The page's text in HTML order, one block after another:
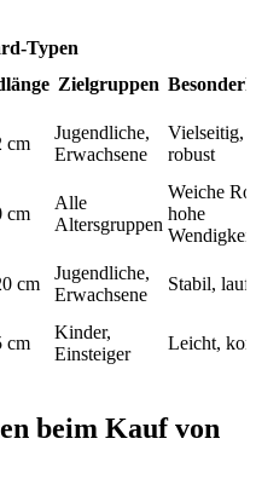
Typen
Zielgruppen
cm
Jugendliche,
Erwachsene
Vielseitig,
robust
cm
Alle
Altersgruppen
Weiche
hohe
Wendigkeit
cm
Jugendliche,
Erwachsene
Stabil,
cm
Kinder,
Einsteiger
Leicht,
beim Kauf von